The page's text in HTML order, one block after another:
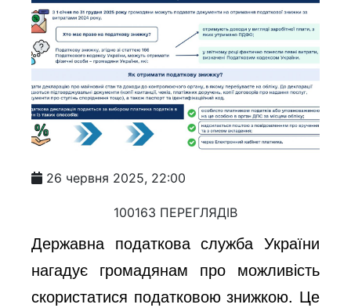
26 червня 2025, 22:00
100163 ПЕРЕГЛЯДІВ
Державна податкова служба України
нагадує громадянам про можливість
скористатися податковою знижкою. Це